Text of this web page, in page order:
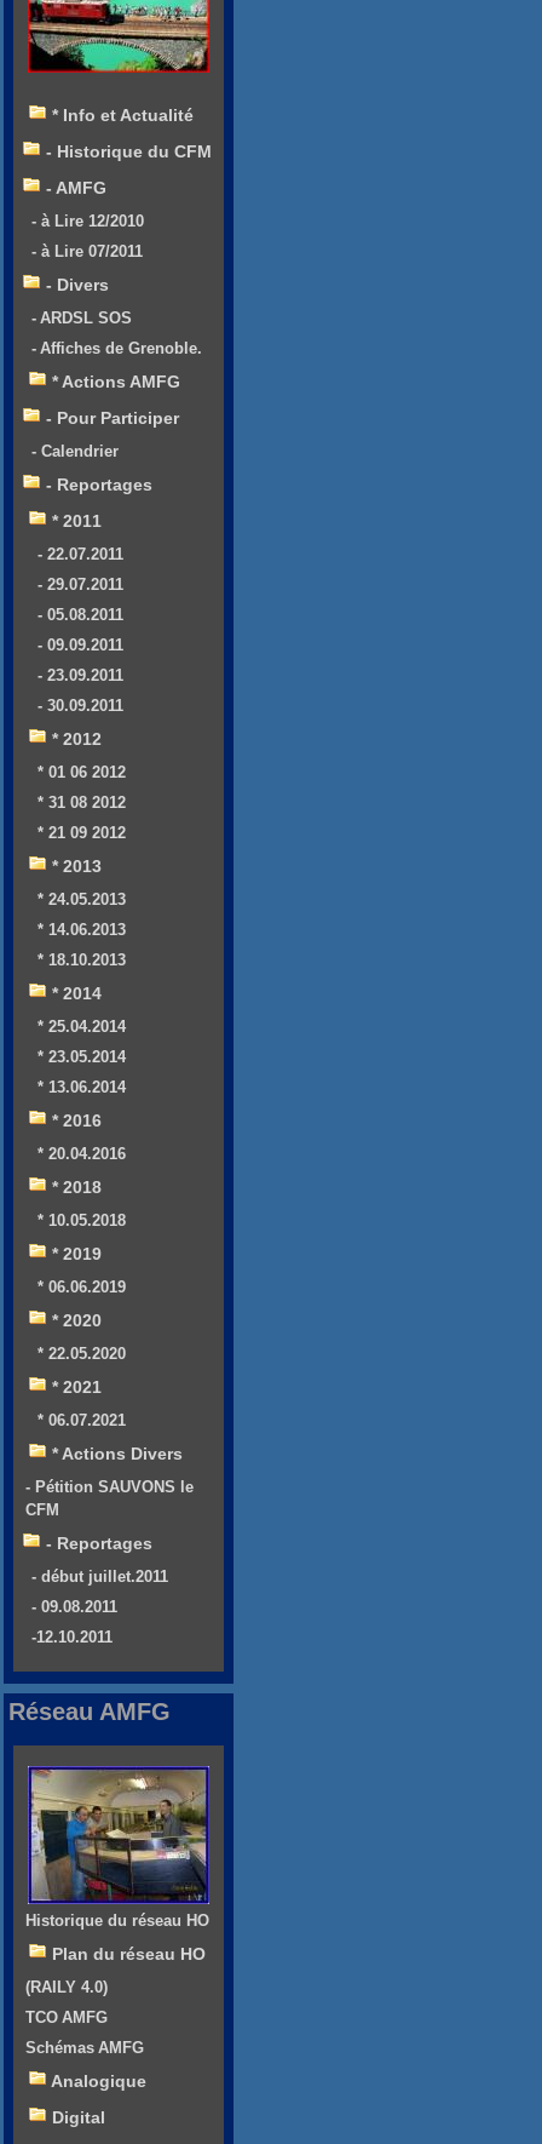
* Info et Actualité
- Historique du CFM
- AMFG
- à Lire 12/2010
- à Lire 07/2011
- Divers
- ARDSL SOS
- Affiches de Grenoble.
* Actions AMFG
- Pour Participer
- Calendrier
- Reportages
* 2011
- 22.07.2011
- 29.07.2011
- 05.08.2011
- 09.09.2011
- 23.09.2011
- 30.09.2011
* 2012
* 01 06 2012
* 31 08 2012
* 21 09 2012
* 2013
* 24.05.2013
* 14.06.2013
* 18.10.2013
* 2014
* 25.04.2014
* 23.05.2014
* 13.06.2014
* 2016
* 20.04.2016
* 2018
* 10.05.2018
* 2019
* 06.06.2019
* 2020
* 22.05.2020
* 2021
* 06.07.2021
* Actions Divers
- Pétition SAUVONS le
CFM
- Reportages
- début juillet.2011
- 09.08.2011
-12.10.2011
Réseau AMFG
Historique du réseau HO
Plan du réseau HO
(RAILY 4.0)
TCO AMFG
Schémas AMFG
Analogique
Digital